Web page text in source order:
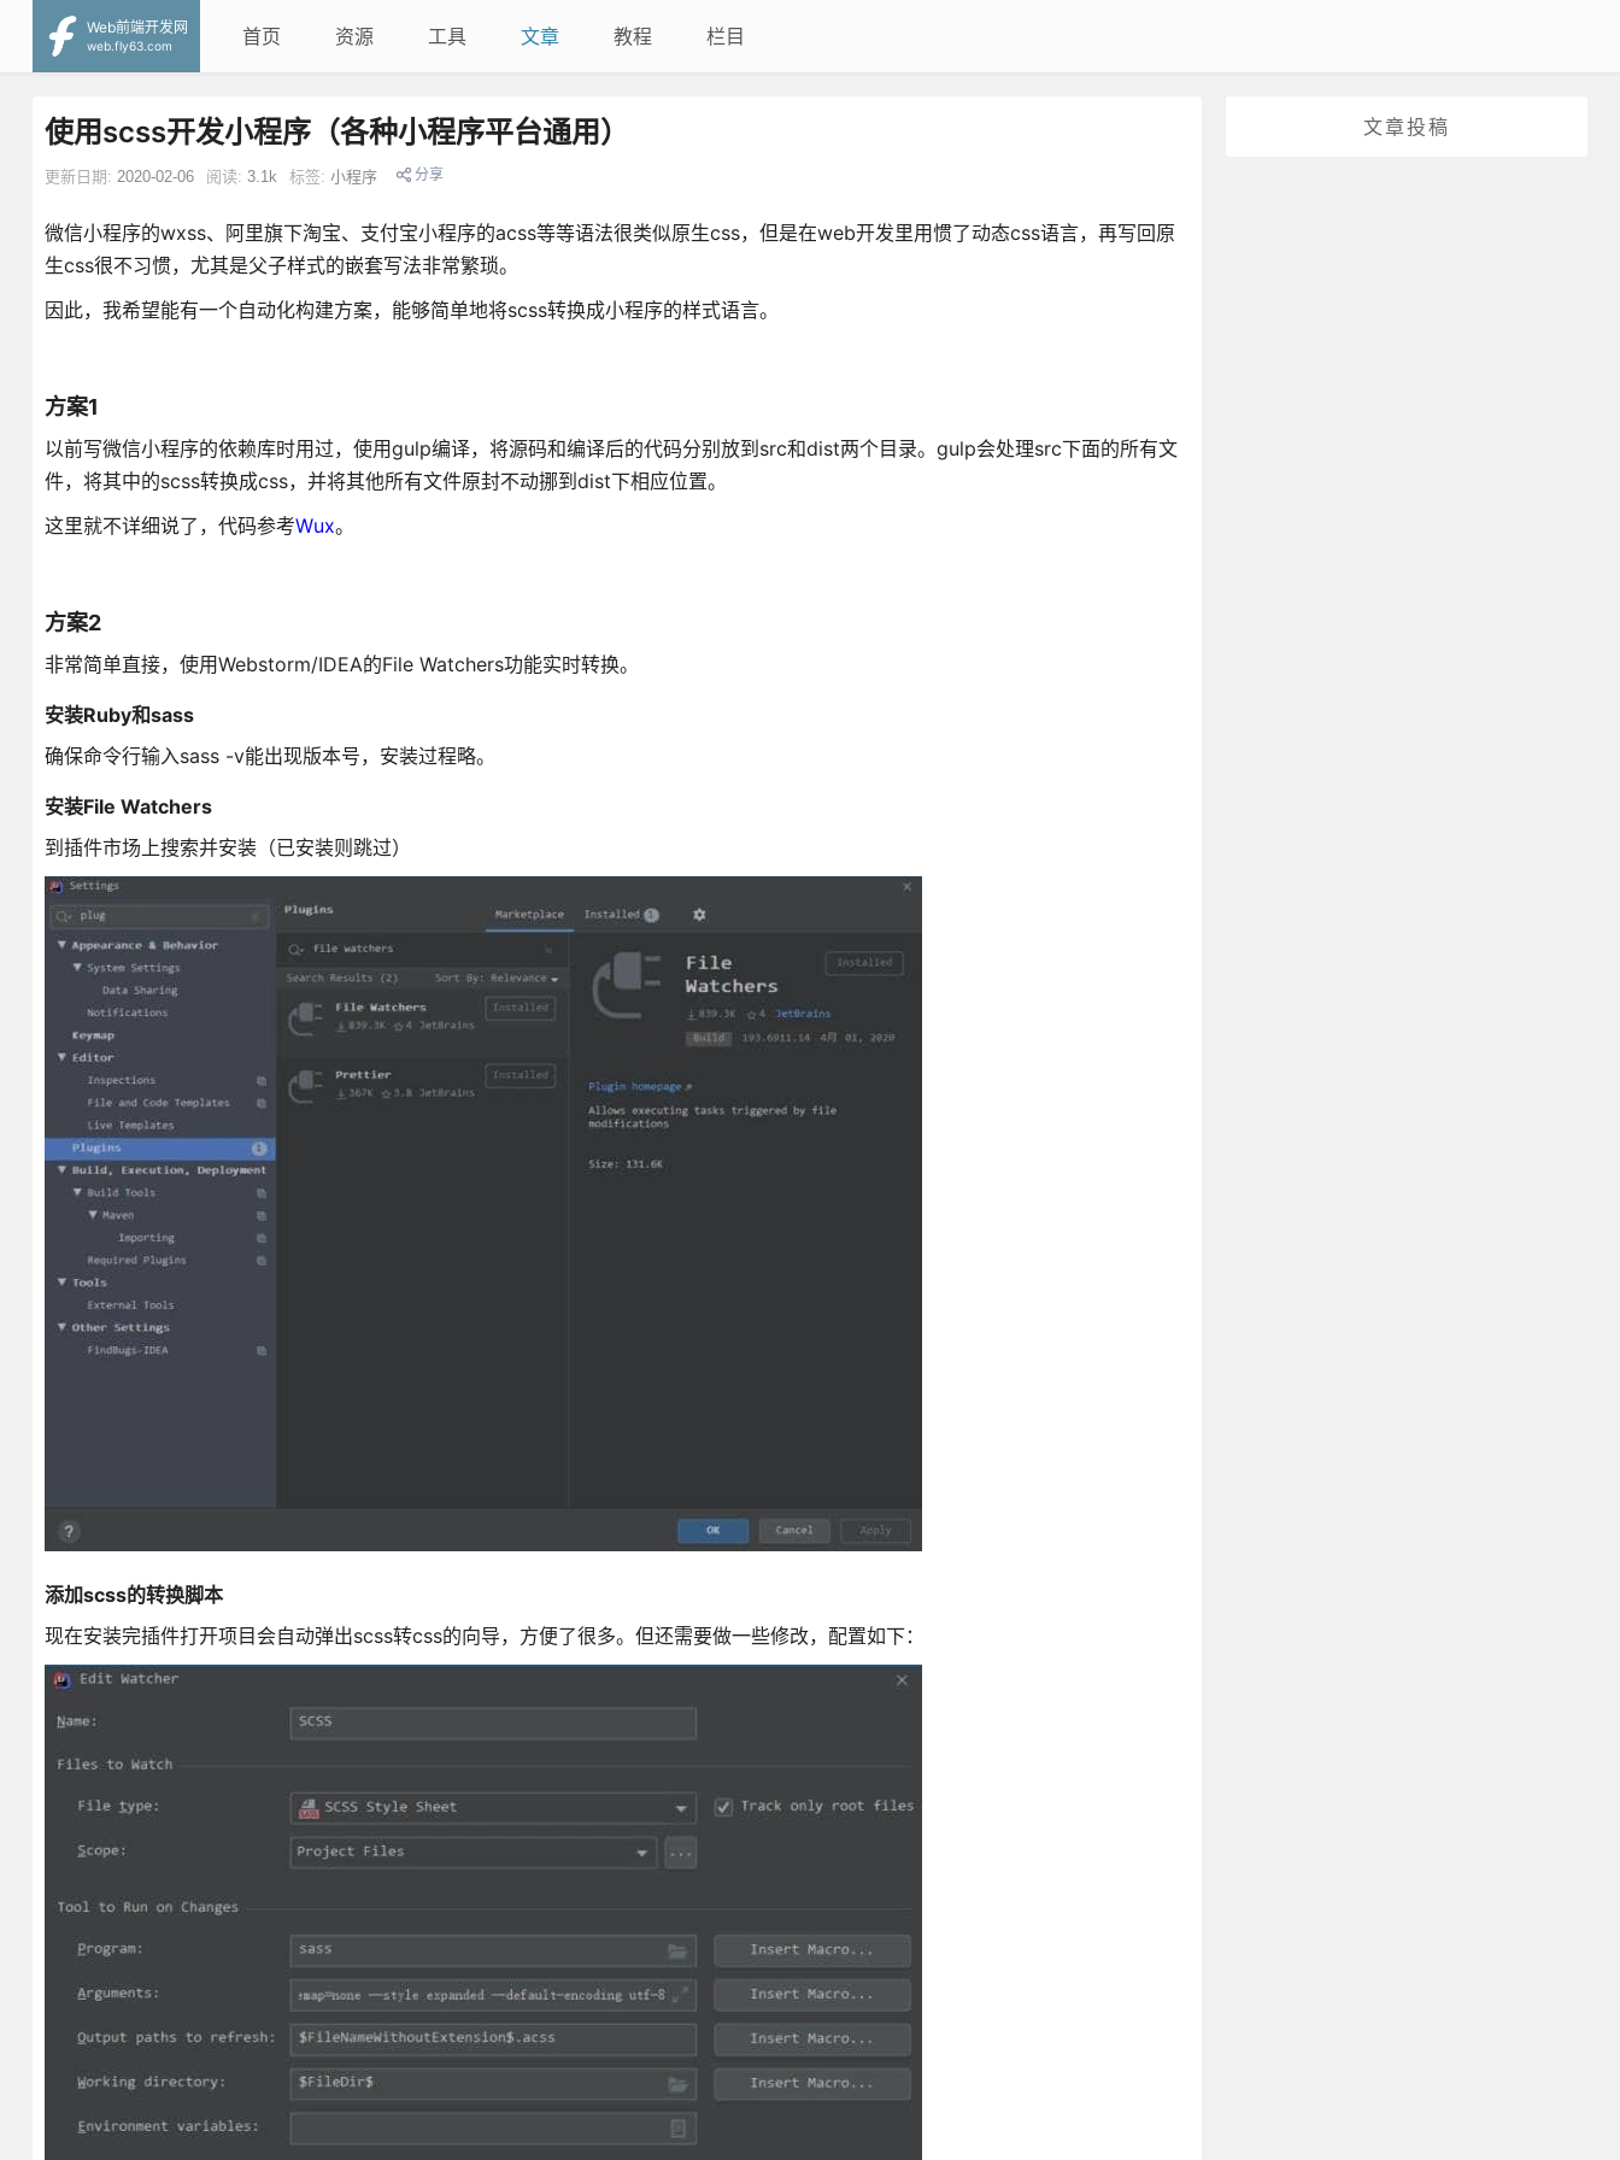
Web前端开发网
web.fly63.com
首页 资源 工具 文章 教程 栏目
文章投稿
使用scss开发小程序（各种小程序平台通用）
更新日期: 2020-02-06 阅读: 3.1k 标签: 小程序 分享
微信小程序的wxss、阿里旗下淘宝、支付宝小程序的acss等等语法很类似原生css，但是在web开发里用惯了动态css语言，再写回原
生css很不习惯，尤其是父子样式的嵌套写法非常繁琐。
因此，我希望能有一个自动化构建方案，能够简单地将scss转换成小程序的样式语言。
方案1
以前写微信小程序的依赖库时用过，使用gulp编译，将源码和编译后的代码分别放到src和dist两个目录。gulp会处理src下面的所有文
件，将其中的scss转换成css，并将其他所有文件原封不动挪到dist下相应位置。
这里就不详细说了，代码参考Wux。
方案2
非常简单直接，使用Webstorm/IDEA的File Watchers功能实时转换。
安装Ruby和sass
确保命令行输入sass -v能出现版本号，安装过程略。
安装File Watchers
到插件市场上搜索并安装（已安装则跳过）
添加scss的转换脚本
现在安装完插件打开项目会自动弹出scss转css的向导，方便了很多。但还需要做一些修改，配置如下：